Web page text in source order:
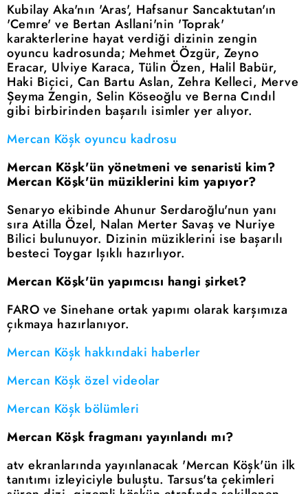
Kubilay Aka'nın 'Aras', Hafsanur Sancaktutan'ın
'Cemre' ve Bertan Asllani'nin 'Toprak'
karakterlerine hayat verdiği dizinin zengin
oyuncu kadrosunda; Mehmet Özgür, Zeyno
Eracar, Ulviye Karaca, Tülin Özen, Halil Babür,
Haki Biçici, Can Bartu Aslan, Zehra Kelleci, Merve
Şeyma Zengin, Selin Köseoğlu ve Berna Cındıl
gibi birbirinden başarılı isimler yer alıyor.
Mercan Köşk oyuncu kadrosu
Mercan Köşk'ün yönetmeni ve senaristi kim?
Mercan Köşk'ün müziklerini kim yapıyor?
Senaryo ekibinde Ahunur Serdaroğlu'nun yanı
sıra Atilla Özel, Nalan Merter Savaş ve Nuriye
Bilici bulunuyor. Dizinin müziklerini ise başarılı
besteci Toygar Işıklı hazırlıyor.
Mercan Köşk'ün yapımcısı hangi şirket?
FARO ve Sinehane ortak yapımı olarak karşımıza
çıkmaya hazırlanıyor.
Mercan Köşk hakkındaki haberler
Mercan Köşk özel videolar
Mercan Köşk bölümleri
Mercan Köşk fragmanı yayınlandı mı?
atv ekranlarında yayınlanacak 'Mercan Köşk'ün ilk
tanıtımı izleyiciyle buluştu. Tarsus'ta çekimleri